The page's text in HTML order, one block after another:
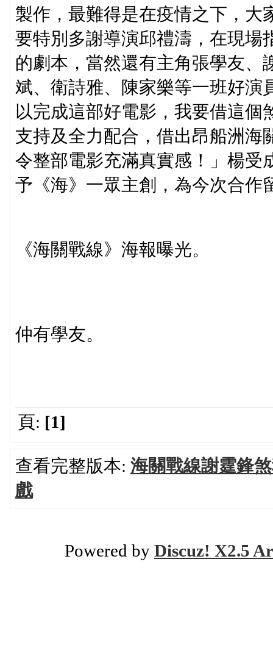
製作，最難得是在疫情之下，大
要特別多謝導演邱禮濤，在現場
的劇本，當然還有主角張學友、
斌、衛詩雅、陳家樂等一班好演
以完成這部好電影，我要借這
支持及全力配合，借出昂船洲海
令整部電影充滿真實感！」楊受
予《海》一眾主創，為今次合作
《海關戰線》海報曝光。
仲有學友。
頁: [1]
查看完整版本: 海關戰線謝霆鋒
戲
Powered by Discuz! X2.5